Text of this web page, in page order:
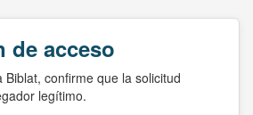
de acceso
Biblat, confirme que la solicitud
legítimo.